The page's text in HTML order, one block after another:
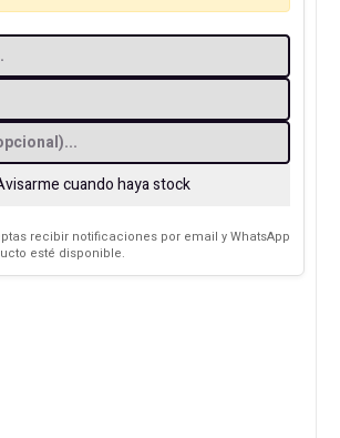
cuando haya stock
recibir notificaciones por email y WhatsApp
esté disponible.